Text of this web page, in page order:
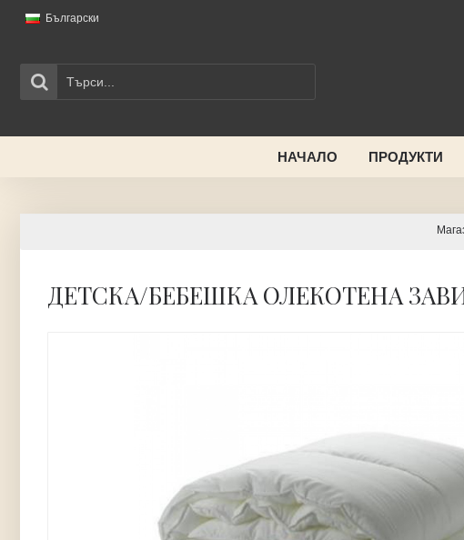
Български
НАЧАЛО ПРОДУКТИ
ДЕТСКА/БЕБЕШКА ОЛЕКОТЕНА